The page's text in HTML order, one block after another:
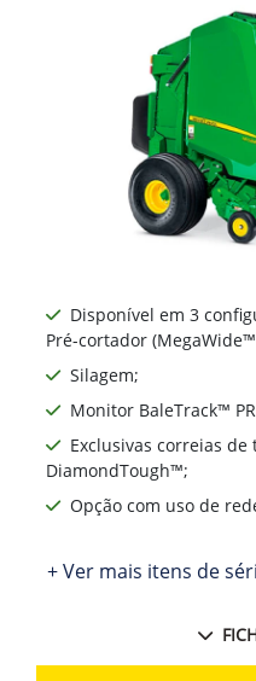
Disponível em 3
Pré-cortador (MegaWide™
Silagem;
Monitor BaleTrack™
Exclusivas correias
DiamondTough™;
Opção com uso de
+ Ver mais itens de